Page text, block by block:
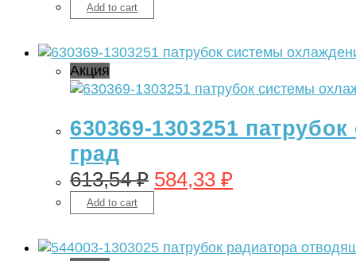
Add to cart
Акция
630369-1303251
град
613,54₽ 584,33 ₽
Add to cart